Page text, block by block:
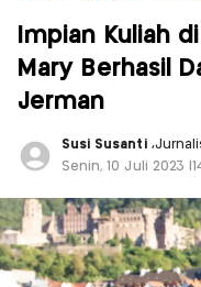
Impian Kuliah
Mary Berhasil
Jerman
Susi Susanti ,
Senin, 10 Juli 2023